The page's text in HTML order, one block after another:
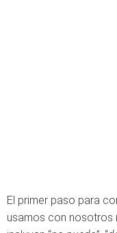
El primer paso para
usamos con nosotros